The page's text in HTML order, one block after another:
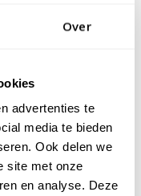
Over
advertenties te
media te bieden
Ook delen we
site met onze
en analyse. Deze
worden op maximaal
levensduur van 3 tot 6
vlag kopen
eigen voorraad